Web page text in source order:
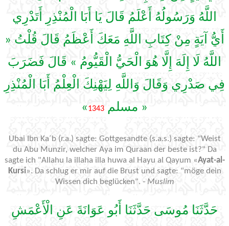
اللَّهُ وَرَسُولُهُ أَعْلَمُ قَالَ يَا أَبَا الْمُنْذِرِ أَتَدْرِي
أَيُّ آيَةٍ مِنْ كِتَابِ اللَّهِ مَعَكَ أَعْظَمُ قَالَ قُلْتُ «
اللَّهُ لَا إِلَهَ إِلَّا هُوَ الْحَيُّ الْقَيُّومُ » قَالَ فَضَرَبَ
فِي صَدْرِي وَقَالَ وَاللَّهِ لِيَهْنِكَ الْعِلْمُ أَبَا الْمُنْذِرِ
« مسلم 1343
»
Ubai Ibn Ka´b (r.a.) sagte: Gottgesandte (s.a.s.) sagte: "Weist
du Abu Munzir, welcher Aya im Quraan der beste ist?" Da
sagte ich "Allahu la illaha illa huwa al Hayu al Qayum «Ayat-al-
Kursi». Da schlug er mir auf die Brust und sagte: "möge dein
Wissen dich beglücken". - Muslim
حَدَّثَنَا مُوسَى حَدَّثَنَا أَبُو عَوَانَةَ عَنِ الْأَعْمَشِ